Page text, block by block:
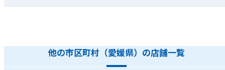
他の市区町村（愛媛県）の店舗一覧